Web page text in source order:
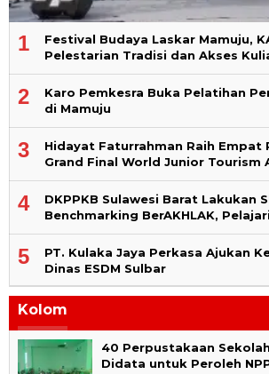
2
Karo Pemkesra Buka Pelatihan
di Mamuju
3
Hidayat Faturrahman Raih Empat
Grand Final World Junior Tourism
4
DKPPKB Sulawesi Barat Lakukan
Benchmarking BerAKHLAK,
5
PT. Kulaka Jaya Perkasa Ajukan
Dinas ESDM Sulbar
Kolom
40 Perpustakaan
Didata untuk Peroleh